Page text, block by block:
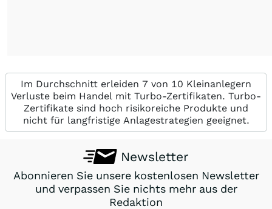
Im Durchschnitt erleiden 7 von 10 Kleinanlegern
Verluste beim Handel mit Turbo-Zertifikaten. Turbo-
Zertifikate sind hoch risikoreiche Produkte und
nicht für langfristige Anlagestrategien geeignet.
Newsletter
Abonnieren Sie unsere kostenlosen Newsletter
und verpassen Sie nichts mehr aus der
Redaktion